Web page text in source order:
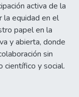
activa de la
la equidad en el
papel en la
y abierta, donde
sin
científico y social.